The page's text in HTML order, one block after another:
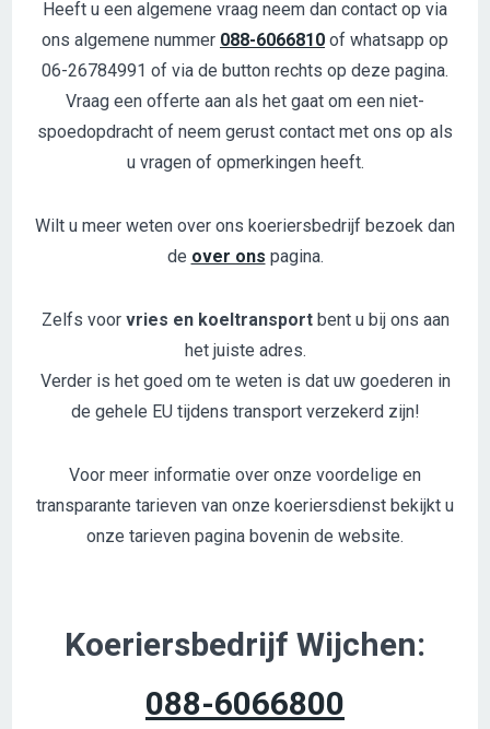
Heeft u een algemene vraag neem dan contact op via
ons algemene nummer 088-6066810 of whatsapp op
06-26784991 of via de button rechts op deze pagina.
Vraag een offerte aan als het gaat om een niet-
spoedopdracht of neem gerust contact met ons op als
u vragen of opmerkingen heeft.
Wilt u meer weten over ons koeriersbedrijf bezoek dan
de over ons pagina.
Zelfs voorvries en koeltransportbent u bij ons aan
het juiste adres.
Verder is het goed om te weten is dat uw goederen in
de gehele EU tijdens transport verzekerd zijn!
Voor meer informatie over onze voordelige en
transparante tarieven van onze koeriersdienst bekijkt u
onze tarieven pagina bovenin de website.
Koeriersbedrijf Wijchen:
088-6066800